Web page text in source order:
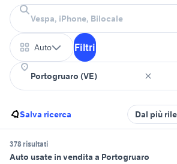
Auto Filtri
Salva ricerca Dal più
378 risultati
Auto usate in vendita a Portogruaro